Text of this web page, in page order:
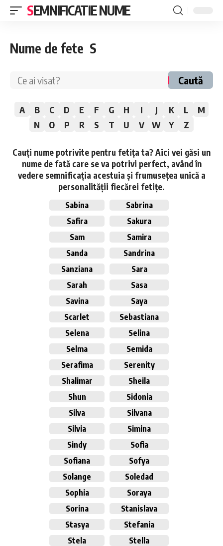
SEMNIFICATIE NUME
Nume de fete S
Caută
A B C D E F G H I J K L
M
N
O P R S T U V W Y Z
Cauți nume potrivite pentru fetița ta? Aici vei găsi un
nume de fată care se va potrivi perfect, având în
vedere semnificația acestuia și frumusețea unică a
personalității fiecărei fetițe.
Sabina
Sabrina
Safira
Sakura
Sam
Samira
Sanda
Sandrina
Sanziana
Sara
Sarah
Sasa
Savina
Saya
Scarlet
Sebastiana
Selena
Selina
Selma
Semida
Serafima
Serenity
Shalimar
Sheila
Shun
Sidonia
Silva
Silvana
Silvia
Simina
Sindy
Sofia
Sofiana
Sofya
Solange
Soledad
Sophia
Soraya
Sorina
Stanislava
Stasya
Stefania
Stela
Stella